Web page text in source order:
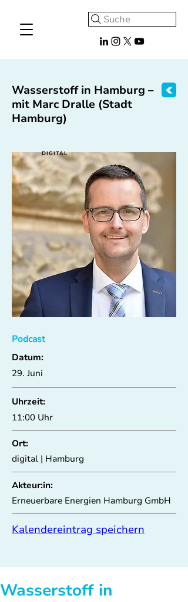
Suche
Wasserstoff in Hamburg –
mit Marc Dralle (Stadt
Hamburg)
DIGITAL
Podcast
Datum:
29. Juni
Uhrzeit:
11:00 Uhr
Ort:
digital | Hamburg
Akteur:in:
Erneuerbare Energien Hamburg GmbH
Kalendereintrag speichern
Wasserstoff in